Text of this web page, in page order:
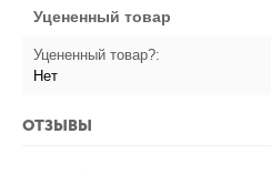
Уцененный товар
Уцененный товар?:
Нет
ОТЗЫВЫ